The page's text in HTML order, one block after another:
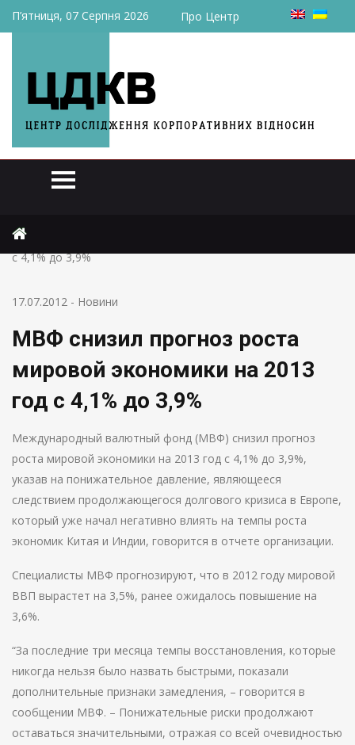
П’ятниця, 07 Серпня 2026 Про Центр
МВФ снизил прогноз роста мировой экономики на 2013 год
с 4,1% до 3,9%
17.07.2012 - Новини
МВФ снизил прогноз роста
мировой экономики на 2013
год с 4,1% до 3,9%
Международный валютный фонд (МВФ) снизил прогноз
роста мировой экономики на 2013 год с 4,1% до 3,9%,
указав на понижательное давление, являющееся
следствием продолжающегося долгового кризиса в Европе,
который уже начал негативно влиять на темпы роста
экономик Китая и Индии, говорится в отчете организации.
Специалисты МВФ прогнозируют, что в 2012 году мировой
ВВП вырастет на 3,5%, ранее ожидалось повышение на
3,6%.
“За последние три месяца темпы восстановления, которые
никогда нельзя было назвать быстрыми, показали
дополнительные признаки замедления, – говорится в
сообщении МВФ. – Понижательные риски продолжают
оставаться значительными, отражая со всей очевидностью